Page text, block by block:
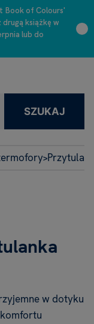
Book of Colours'
książkę w
lub do
SZUKAJ
>
w dotyku